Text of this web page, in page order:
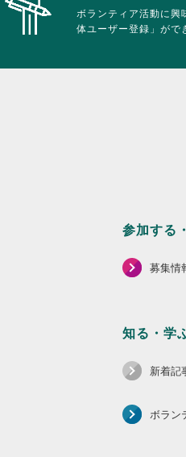
ボランティア活動に興
体ユーザー登録」がで
参加する
募集情
知る・学
新着記
ボラン